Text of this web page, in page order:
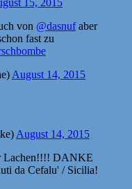
von @dasnufaber
fast zu
August 14, 2015
August 14, 2015
Lachen!!!! DANKE
da Cefalu' / Sicilia!